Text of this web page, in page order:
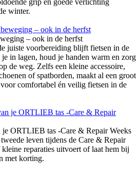
grip en goede verlichting
winter.
– ook in de herfst
juiste voorbereiding blijft fietsen in de
in lagen, houd je handen warm en zorg
de weg. Zelfs een kleine accessoire,
of spatborden, maakt al een groot
comfortabel én veilig fietsen in de
je ORTLIEB tas -Care & Repair Weeks
leven tijdens de Care & Repair
reparaties uitvoert of laat hem bij
met korting.